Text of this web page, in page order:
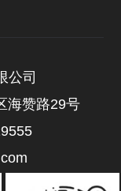
公司
海赞路29号